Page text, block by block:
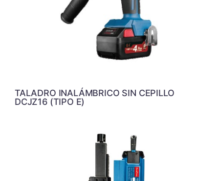
TALADRO INALÁMBRICO SIN CEPILLO
DCJZ16 (TIPO E)